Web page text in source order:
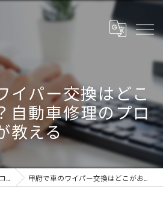
イパー交換はどこ
自動車修理のプロ
教える
コラム 甲府で車のワイパー交換はどこがおすすめ？自動車修理のプロが教える